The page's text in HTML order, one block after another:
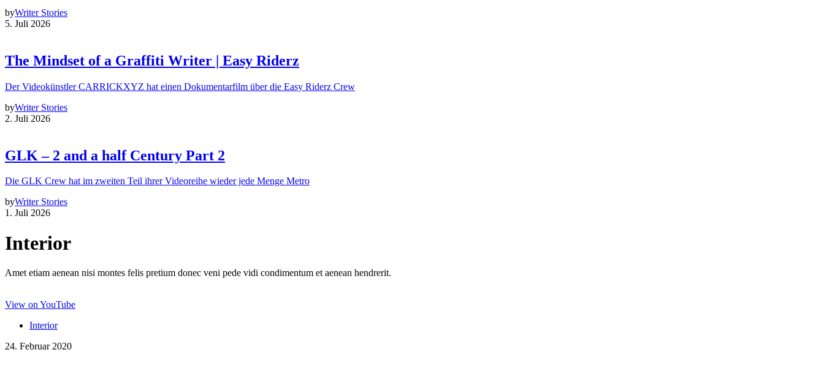
byWriter Stories
5. Juli 2026
The Mindset of a Graffiti Writer | Easy Riderz
Der Videokünstler CARRICKXYZ hat einen Dokumentarfilm über die Easy Riderz Crew
byWriter Stories
2. Juli 2026
GLK – 2 and a half Century Part 2
Die GLK Crew hat im zweiten Teil ihrer Videoreihe wieder jede Menge Metro
byWriter Stories
1. Juli 2026
Interior
Amet etiam aenean nisi montes felis pretium donec veni pede vidi condimentum et aenean hendrerit.
View on YouTube
Interior
24. Februar 2020